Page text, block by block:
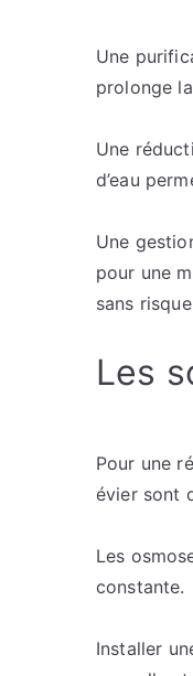
Une
prolonge
Une
d’eau
Une
pour une
sans
Les
Pour une
évier sont
Les
constante.
Installer